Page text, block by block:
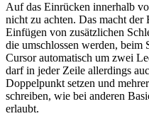
Auf das Einrücken innerhalb
nicht zu achten. Das macht
Einfügen von zusätzlichen
die umschlossen werden,
Cursor automatisch um zwei
darf in jeder Zeile allerdings
Doppelpunkt setzen und
schreiben, wie bei anderen
erlaubt.